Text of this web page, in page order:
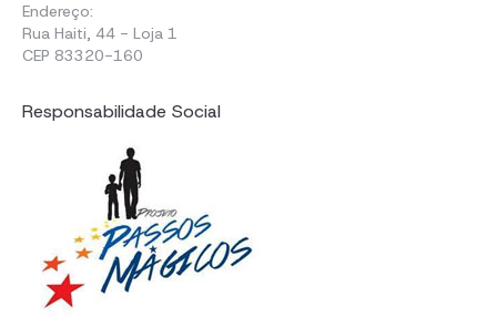
Endereço:
Rua Haiti, 44 - Loja 1
CEP 83320-160
Responsabilidade Social